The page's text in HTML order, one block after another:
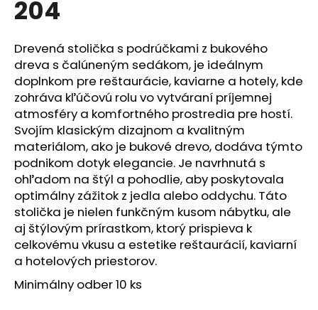
204
Drevená stolička s podrúčkami z bukového
dreva s čalúneným sedákom, je ideálnym
doplnkom pre reštaurácie, kaviarne a hotely, kde
zohráva kľúčovú rolu vo vytváraní príjemnej
atmosféry a komfortného prostredia pre hostí.
Svojím klasickým dizajnom a kvalitným
materiálom, ako je bukové drevo, dodáva týmto
podnikom dotyk elegancie. Je navrhnutá s
ohľadom na štýl a pohodlie, aby poskytovala
optimálny zážitok z jedla alebo oddychu. Táto
stolička je nielen funkčným kusom nábytku, ale
aj štýlovým prírastkom, ktorý prispieva k
celkovému vkusu a estetike reštaurácií, kaviarní
a hotelových priestorov.
Minimálny odber 10 ks
á
s
ť
?
HĽADAŤ
O
d
p
r